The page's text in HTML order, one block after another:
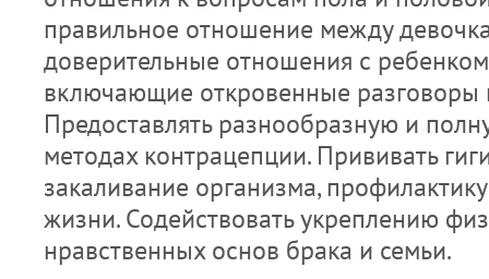
правильное отношение между
доверительные отношения с
включающие откровенные разговоры
Предоставлять разнообразную и
методах контрацепции. Прививать
закаливание организма,
жизни. Содействовать укреплению
нравственных основ брака и семьи.